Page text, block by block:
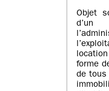
Objet
forme
de tous